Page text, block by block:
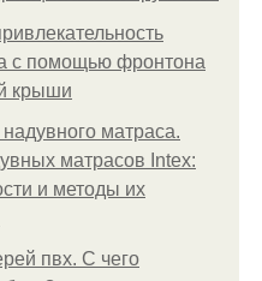
с помощью фронтона
крыши
матраса.
матрасов Intex:
и методы их
пвх. С чего